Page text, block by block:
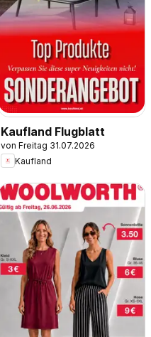
Kaufland Flugblatt
von Freitag 31.07.2026
Kaufland